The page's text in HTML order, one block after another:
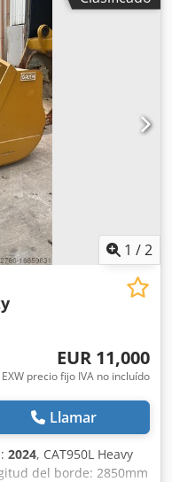
1 /2
EUR 11,000
EXW precio fijo IVA no incluído
Llamar
2024, CAT950L Heavy
del borde: 2850mm